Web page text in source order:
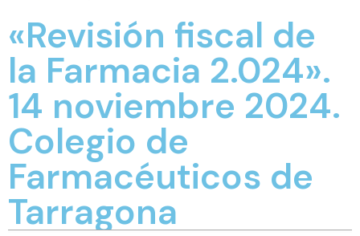
«Revisión fiscal de
la Farmacia 2.024».
14 noviembre 2024.
Colegio de
Farmacéuticos de
Tarragona